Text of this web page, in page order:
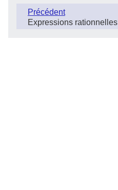
Précédent
Expressions rationnelles